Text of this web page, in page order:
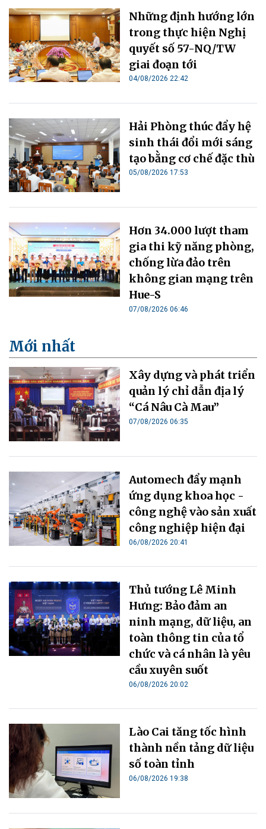
Những định hướng lớn
trong thực hiện Nghị
quyết số 57-NQ/TW
giai đoạn tới
04/08/2026 22:42
Hải Phòng thúc đẩy hệ
sinh thái đổi mới sáng
tạo bằng cơ chế đặc thù
05/08/2026 17:53
Hơn 34.000 lượt tham
gia thi kỹ năng phòng,
chống lừa đảo trên
không gian mạng trên
Hue-S
07/08/2026 06:46
Mới nhất
Xây dựng và phát triển
quản lý chỉ dẫn địa lý
“Cá Nâu Cà Mau”
07/08/2026 06:35
Automech đẩy mạnh
ứng dụng khoa học -
công nghệ vào sản xuất
công nghiệp hiện đại
06/08/2026 20:41
Thủ tướng Lê Minh
Hưng: Bảo đảm an
ninh mạng, dữ liệu, an
toàn thông tin của tổ
chức và cá nhân là yêu
cầu xuyên suốt
06/08/2026 20:02
Lào Cai tăng tốc hình
thành nền tảng dữ liệu
số toàn tỉnh
06/08/2026 19:38